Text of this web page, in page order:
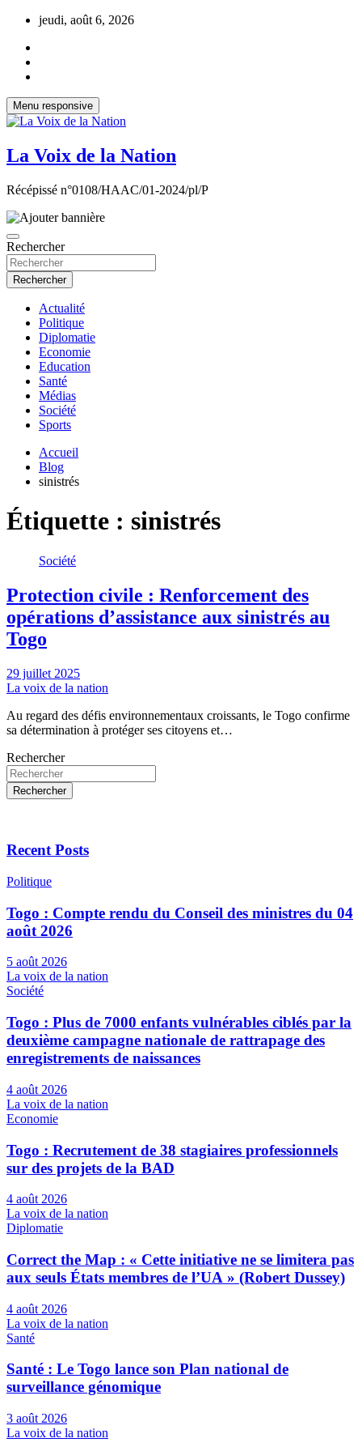
Aller
contenu
jeudi, août 6, 2026
Menu responsive
La Voix de la Nation
Récépissé n°0108/HAAC/01-2024/pl/P
Rechercher
Rechercher
Actualité
Politique
Diplomatie
Economie
Education
Santé
Médias
Société
Sports
Accueil
Blog
sinistrés
Étiquette : sinistrés
Société
Protection civile : Renforcement des
opérations d’assistance aux sinistrés au
Togo
29 juillet 2025
La voix de la nation
Au regard des défis environnementaux croissants, le Togo confirme
sa détermination à protéger ses citoyens et…
Rechercher
Rechercher
Recent Posts
Politique
Togo : Compte rendu du Conseil des ministres du 04
août 2026
5 août 2026
La voix de la nation
Société
Togo : Plus de 7000 enfants vulnérables ciblés par la
deuxième campagne nationale de rattrapage des
enregistrements de naissances
4 août 2026
La voix de la nation
Economie
Togo : Recrutement de 38 stagiaires professionnels
sur des projets de la BAD
4 août 2026
La voix de la nation
Diplomatie
Correct the Map : « Cette initiative ne se limitera pas
aux seuls États membres de l’UA » (Robert Dussey)
4 août 2026
La voix de la nation
Santé
Santé : Le Togo lance son Plan national de
surveillance génomique
3 août 2026
La voix de la nation